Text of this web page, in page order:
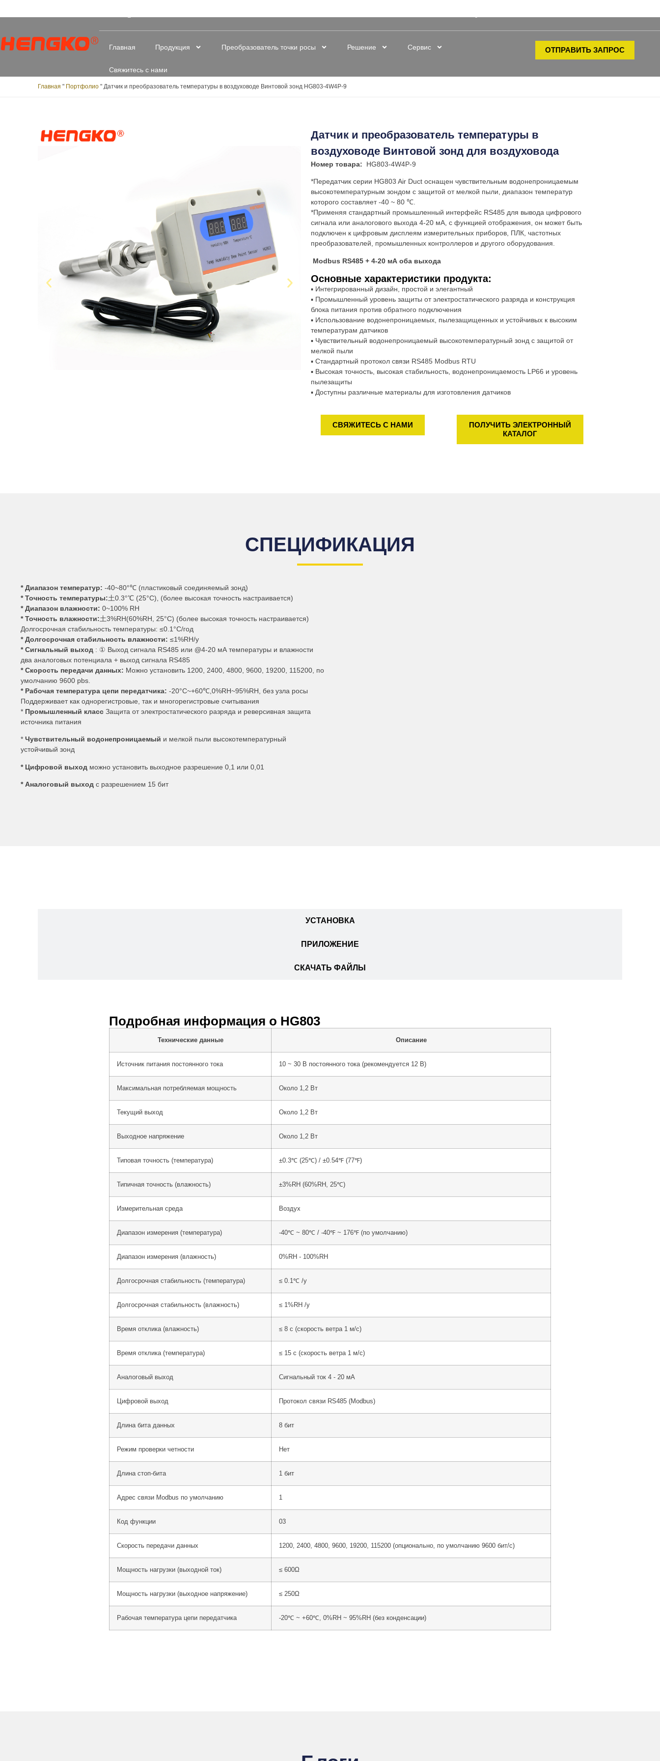
Главная Продукция Преобразователь точки росы Решение Сервис
Свяжитесь с нами
ОТПРАВИТЬ ЗАПРОС
Главная " Портфолио " Датчик и преобразователь температуры в воздуховоде Винтовой зонд HG803-4W4P-9
Датчик и преобразователь температуры в
воздуховоде Винтовой зонд для воздуховода
Номер товара: HG803-4W4P-9
*Передатчик серии HG803 Air Duct оснащен чувствительным водонепроницаемым
высокотемпературным зондом с защитой от мелкой пыли, диапазон температур
которого составляет -40 ~ 80 ℃.
*Применяя стандартный промышленный интерфейс RS485 для вывода цифрового
сигнала или аналогового выхода 4-20 мА, с функцией отображения, он может быть
подключен к цифровым дисплеям измерительных приборов, ПЛК, частотных
преобразователей, промышленных контроллеров и другого оборудования.
Modbus RS485 + 4-20 мА оба выхода
Основные характеристики продукта:
▪ Интегрированный дизайн, простой и элегантный
▪ Промышленный уровень защиты от электростатического разряда и конструкция
блока питания против обратного подключения
▪ Использование водонепроницаемых, пылезащищенных и устойчивых к высоким
температурам датчиков
▪ Чувствительный водонепроницаемый высокотемпературный зонд с защитой от
мелкой пыли
▪ Стандартный протокол связи RS485 Modbus RTU
▪ Высокая точность, высокая стабильность, водонепроницаемость LP66 и уровень
пылезащиты
▪ Доступны различные материалы для изготовления датчиков
СВЯЖИТЕСЬ С НАМИ
ПОЛУЧИТЬ ЭЛЕКТРОННЫЙ
КАТАЛОГ
СПЕЦИФИКАЦИЯ
* Диапазон температур: -40~80°℃ (пластиковый соединяемый зонд)
* Точность температуры:土0.3°℃ (25°C), (более высокая точность настраивается)
* Диапазон влажности: 0~100% RH
* Точность влажности:土3%RH(60%RH, 25°C) (более высокая точность настраивается)
Долгосрочная стабильность температуры: ≤0.1°C/год
* Долгосрочная стабильность влажности: ≤1%RH/y
* Сигнальный выход : ① Выход сигнала RS485 или @4-20 мА температуры и влажности
два аналоговых потенциала + выход сигнала RS485
* Скорость передачи данных: Можно установить 1200, 2400, 4800, 9600, 19200, 115200, по
умолчанию 9600 pbs.
* Рабочая температура цепи передатчика: -20°C~+60℃,0%RH~95%RH, без узла росы
Поддерживает как однорегистровые, так и многорегистровые считывания
* Промышленный класс Защита от электростатического разряда и реверсивная защита
источника питания
* Чувствительный водонепроницаемый и мелкой пыли высокотемпературный
устойчивый зонд
* Цифровой выход можно установить выходное разрешение 0,1 или 0,01
* Аналоговый выход с разрешением 15 бит
УСТАНОВКА
ПРИЛОЖЕНИЕ
СКАЧАТЬ ФАЙЛЫ
Подробная информация о HG803
Технические данные Описание
Источник питания постоянного тока 10 ~ 30 В постоянного тока (рекомендуется 12 В)
Максимальная потребляемая мощность Около 1,2 Вт
Текущий выход Около 1,2 Вт
Выходное напряжение Около 1,2 Вт
Типовая точность (температура) ±0.3℃ (25℃) / ±0.54℉ (77℉)
Типичная точность (влажность) ±3%RH (60%RH, 25℃)
Измерительная среда Воздух
Диапазон измерения (температура) -40℃ ~ 80℃ / -40℉ ~ 176℉ (по умолчанию)
Диапазон измерения (влажность) 0%RH - 100%RH
Долгосрочная стабильность (температура) ≤ 0.1℃ /y
Долгосрочная стабильность (влажность) ≤ 1%RH /y
Время отклика (влажность) ≤ 8 с (скорость ветра 1 м/с)
Время отклика (температура) ≤ 15 с (скорость ветра 1 м/с)
Аналоговый выход Сигнальный ток 4 - 20 мА
Цифровой выход Протокол связи RS485 (Modbus)
Длина бита данных 8 бит
Режим проверки четности Нет
Длина стоп-бита 1 бит
Адрес связи Modbus по умолчанию 1
Код функции 03
Скорость передачи данных 1200, 2400, 4800, 9600, 19200, 115200 (опционально, по умолчанию 9600 бит/с)
Мощность нагрузки (выходной ток) ≤ 600Ω
Мощность нагрузки (выходное напряжение) ≤ 250Ω
Рабочая температура цепи передатчика -20℃ ~ +60℃, 0%RH ~ 95%RH (без конденсации)